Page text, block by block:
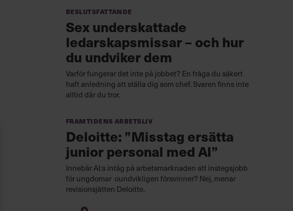
Beslutsfattande
Sex underskattade
ledarskapsmissar – och hur
du undviker dem
Varför fungerar det inte på jobbet? En fråga du säkert
haft anledning att ställa dig som chef. Svaren finns inte
alltid där du tror.
Framtidens arbetsliv
Deloitte: ”Misstag ersätta
junior personal med AI”
Innebär AI:s intåg på arbetsmarknaden att instegsjobb
för ungdomar oundvikligen försvinner? Nej, menar
revisionsjätten Deloitte.